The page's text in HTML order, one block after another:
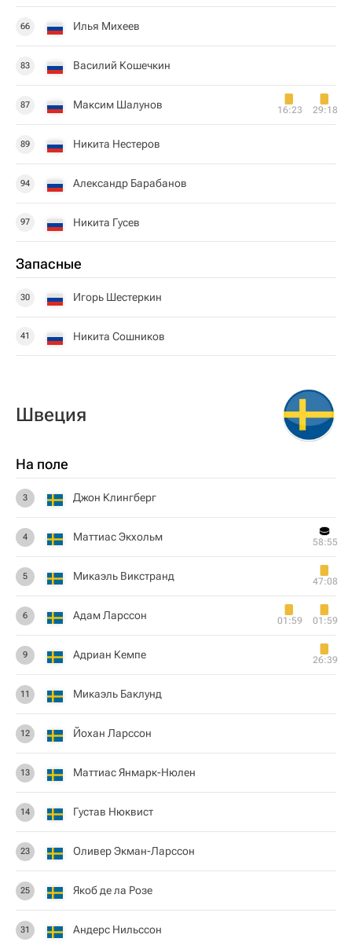
66 Илья Михеев
83 Василий Кошечкин
87 Максим Шалунов 16:23 29:18
89 Никита Нестеров
94 Александр Барабанов
97 Никита Гусев
Запасные
30 Игорь Шестеркин
41 Никита Сошников
Швеция
На поле
3 Джон Клингберг
4 Маттиас Экхольм 58:55
5 Микаэль Викстранд 47:08
6 Адам Ларссон 01:59 01:59
9 Адриан Кемпе 26:39
11 Микаэль Баклунд
12 Йохан Ларссон
13 Маттиас Янмарк-Нюлен
14 Густав Нюквист
23 Оливер Экман-Ларссон
25 Якоб де ла Розе
31 Андерс Нильссон